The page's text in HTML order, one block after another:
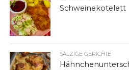
Schweinekotelett
SALZIGE GERICHTE